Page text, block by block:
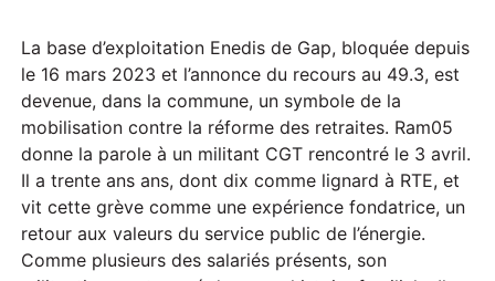
La base d’exploitation Enedis de Gap, bloquée depuis
le 16 mars 2023 et l’annonce du recours au 49.3, est
devenue, dans la commune, un symbole de la
mobilisation contre la réforme des retraites. Ram05
donne la parole à un militant CGT rencontré le 3 avril.
Il a trente ans ans, dont dix comme lignard à RTE, et
vit cette grève comme une expérience fondatrice, un
retour aux valeurs du service public de l’énergie.
Comme plusieurs des salariés présents, son